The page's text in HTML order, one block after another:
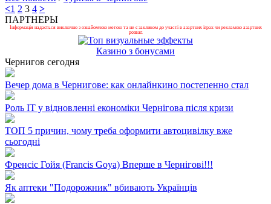
<1 2 3 4 >
ПАРТНЕРЫ
Інформація надається виключно з ознайомчою метою та не є закликом до участі в азартних іграх чи рекламою азартних
розваг.
Казино з бонусами
Чернигов сегодня
Вечер дома в Чернигове: как онлайнкино постепенно стал
Роль ІТ у відновленні економіки Чернігова після кризи
ТОП 5 причин, чому треба оформити автоцивілку вже
сьогодні
Френсіс Гойя (Francis Goya) Вперше в Чернігові!!!
Як аптеки "Подорожник" вбивають Українців